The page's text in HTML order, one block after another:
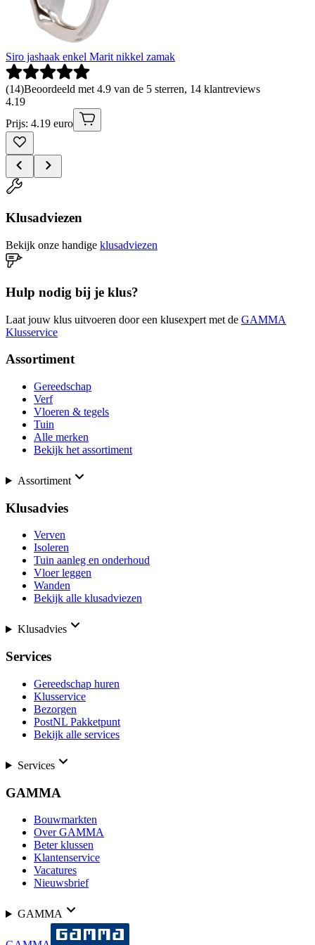
Siro jashaak enkel Marit nikkel zamak
(14)Beoordeeld met 4.9 van de 5 sterren, 14 klantreviews
4.19
Prijs: 4.19 euro
Klusadviezen
Bekijk onze handige klusadviezen
Hulp nodig bij je klus?
Laat jouw klus uitvoeren door een klusexpert met de GAMMA
Klusservice
Assortiment
Gereedschap
Verf
Vloeren & tegels
Tuin
Alle merken
Bekijk het assortiment
Assortiment
Klusadvies
Verven
Isoleren
Tuin aanleg en onderhoud
Vloer leggen
Wanden
Bekijk alle klusadviezen
Klusadvies
Services
Gereedschap huren
Klusservice
Bezorgen
PostNL Pakketpunt
Bekijk alle services
Services
GAMMA
Bouwmarkten
Over GAMMA
Beter klussen
Klantenservice
Vacatures
Nieuwsbrief
GAMMA